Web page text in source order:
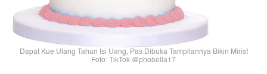
Dapat Kue Ulang Tahun Isi Uang, Pas Dibuka Tampilannya Bikin Miris!
Foto: TikTok @phobella17